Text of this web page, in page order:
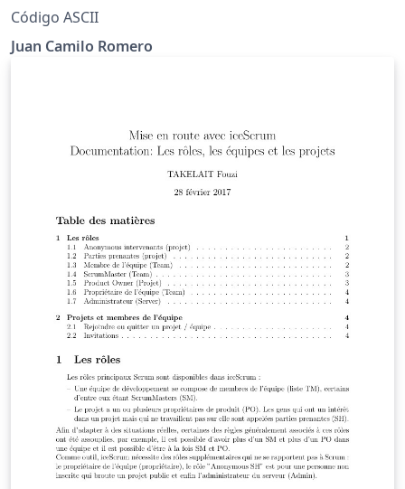
Código ASCII
Juan Camilo Romero